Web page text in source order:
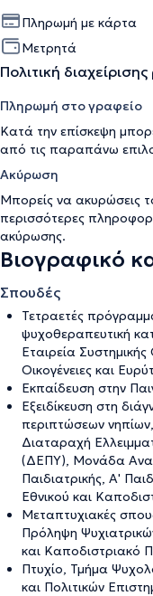
Πληρωμή με κάρτα
Μετρητά
Πολιτική
Πληρωμή στο γραφείο
Κατά την επίσκεψη
από τις παραπάνω
Ακύρωση
Μπορείς να ακυρώσεις
περισσότερες
ακύρωσης.
Βιογραφικό
Σπουδές
Τετραετές
ψυχοθεραπευτική
Εταιρεία
Οικογένειες και
Εκπαίδευση στην
Εξειδίκευση στη
περιπτώσεων
Διαταραχή
(ΔΕΠΥ), Μονάδα
Παιδιατρικής, Α'
Εθνικού και
Μεταπτυχιακές
Πρόληψη
και Καποδιστριακό
Πτυχίο, Τμήμα
και Πολιτικών